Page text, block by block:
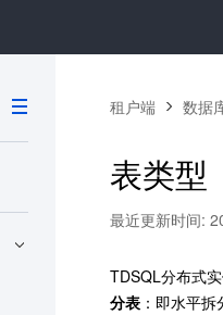
租户端 数据
表类型
最近更新时间:
TDSQL分布式
分表：即水平拆